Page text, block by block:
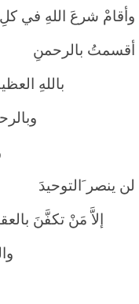
وأقامْ شرعَ اللهِ في كلِ
أقسمتُ بالرحمنِ
باللهِ
وبالقوي
لن ينصر َالتوحيدَ
إلاَّ مَنْ تكفَّنَ